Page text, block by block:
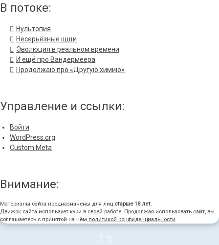
В потоке:
Нультопия
Несерьёзные щщи
Эволюция в реальном времени
И ещё про Вандермеера
Продолжаю про «Другую химию»
Управление и ссылки:
Войти
WordPress.org
Custom Meta
Внимание:
Материалы сайта предназначены для лиц старше 18 лет.
Движок сайта использует куки в своей работе. Продолжая использовать сайт, вы
соглашаетесь с принятой на нём политикой конфиденциальности.